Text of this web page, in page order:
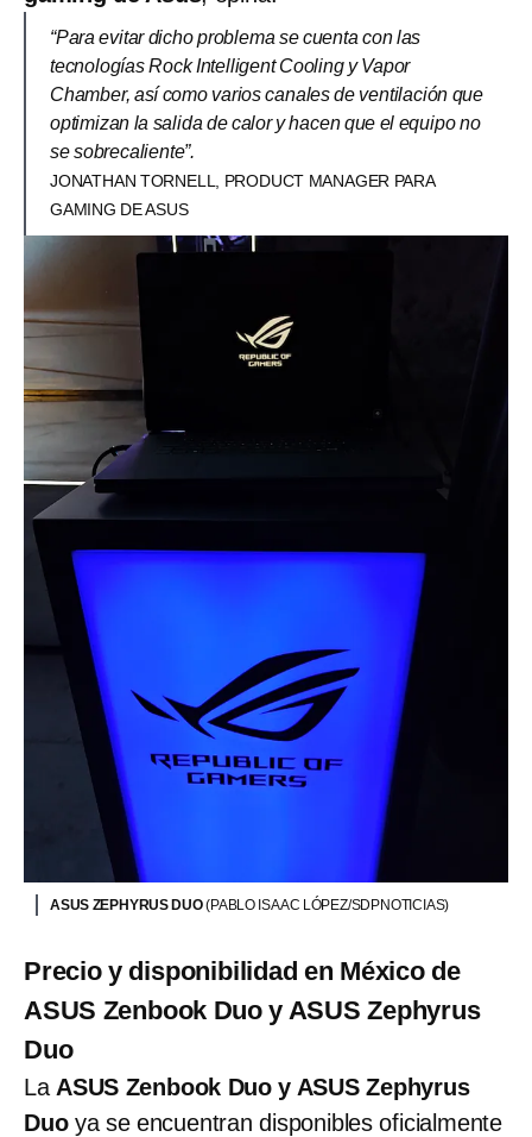
“Para evitar dicho problema se cuenta con las
tecnologías Rock Intelligent Cooling y Vapor
Chamber, así como varios canales de ventilación que
optimizan la salida de calor y hacen que el equipo no
se sobrecaliente”.
JONATHAN TORNELL, PRODUCT MANAGER PARA
GAMING DE ASUS
ASUS ZEPHYRUS DUO(PABLO ISAAC LÓPEZ/SDPNOTICIAS)
Precio y disponibilidad en México de
ASUS Zenbook Duo y ASUS Zephyrus
Duo
La ASUS Zenbook Duo y ASUS Zephyrus
Duoya se encuentran disponibles oficialmente